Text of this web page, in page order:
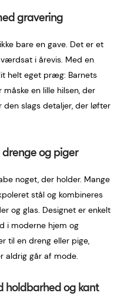
gravering
bare en gave. Det er et
i årevis. Med en
helt eget præg: Barnets
en lille hilsen, der
slags detaljer, der løfter
og piger
noget, der holder. Mange
stål og kombineres
og glas. Designet er enkelt
i moderne hjem og
til en dreng eller pige,
aldrig går af mode.
holdbarhed og kant